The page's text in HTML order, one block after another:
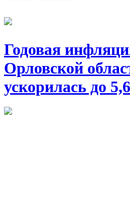
Годовая
Орловской
ускорилась до